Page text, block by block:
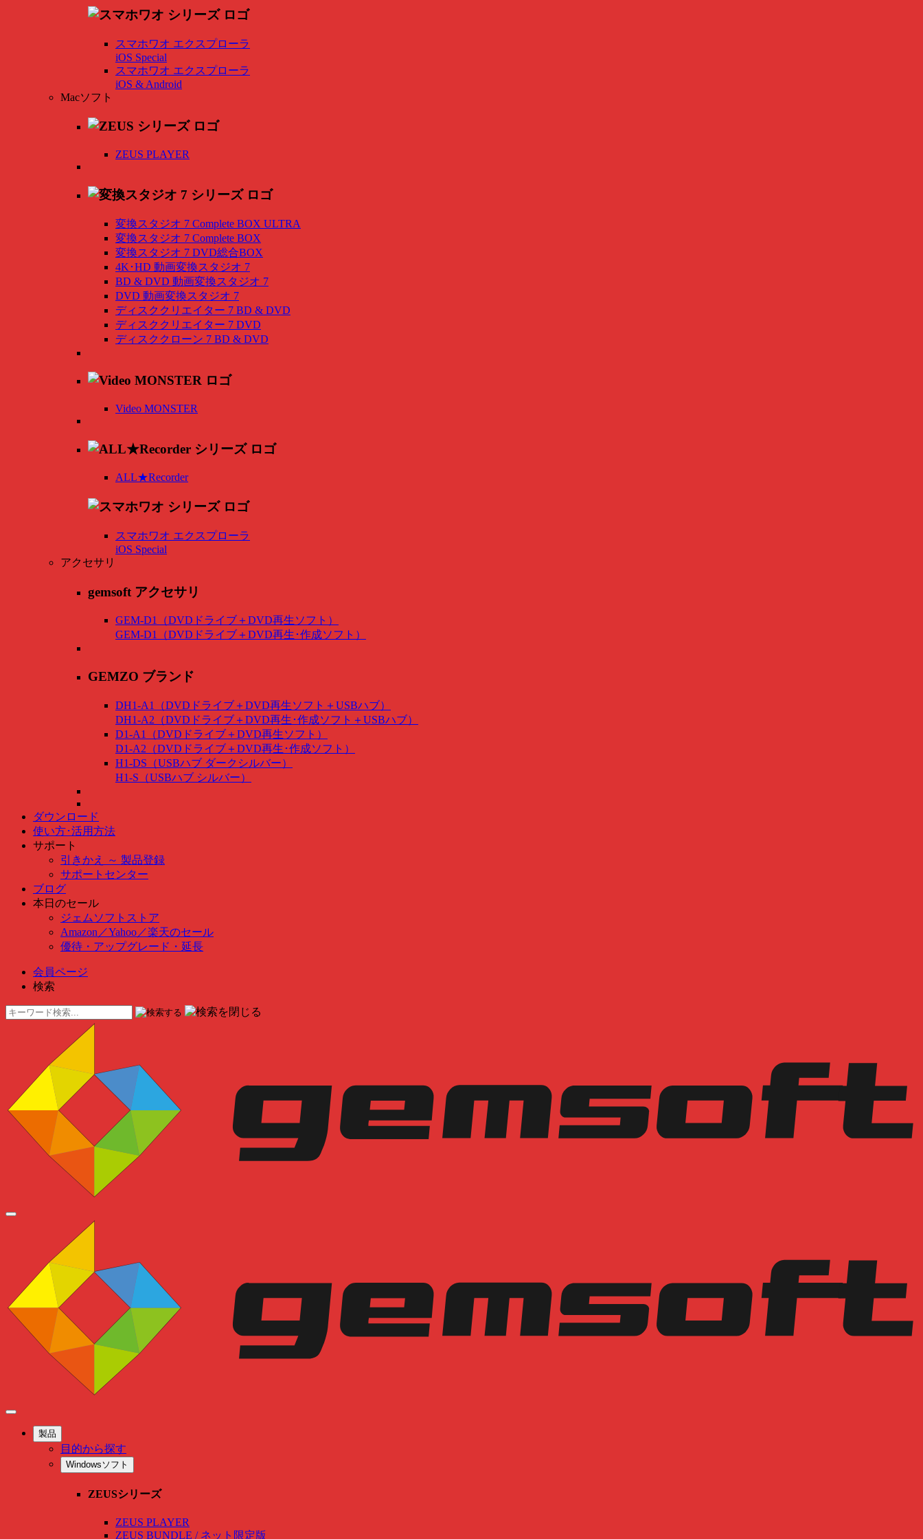
スマホワオ エクスプローラ
iOS Special
スマホワオ エクスプローラ
iOS & Android
Macソフト
ZEUS PLAYER
変換スタジオ 7 Complete BOX ULTRA
変換スタジオ 7 Complete BOX
変換スタジオ 7 DVD総合BOX
4K･HD 動画変換スタジオ 7
BD & DVD 動画変換スタジオ 7
DVD 動画変換スタジオ 7
ディスククリエイター 7 BD & DVD
ディスククリエイター 7 DVD
ディスククローン 7 BD & DVD
Video MONSTER
ALL★Recorder
スマホワオ エクスプローラ
iOS Special
アクセサリ
gemsoft アクセサリ
GEM-D1（DVDドライブ＋DVD再生ソフト）
GEM-D1（DVDドライブ＋DVD再生･作成ソフト）
GEMZO ブランド
DH1-A1（DVDドライブ＋DVD再生ソフト＋USBハブ）
DH1-A2（DVDドライブ＋DVD再生･作成ソフト＋USBハブ）
D1-A1（DVDドライブ＋DVD再生ソフト）
D1-A2（DVDドライブ＋DVD再生･作成ソフト）
H1-DS（USBハブ ダークシルバー）
H1-S（USBハブ シルバー）
ダウンロード
使い方･活用方法
サポート
引きかえ ～ 製品登録
サポートセンター
ブログ
本日のセール
ジェムソフトストア
Amazon ／Yahoo ／楽天のセール
優待・アップグレード・延長
会員ページ
検索
製品
目的から探す
Windowsソフト
ZEUSシリーズ
ZEUS PLAYER
ZEUS BUNDLE / ネット限定版